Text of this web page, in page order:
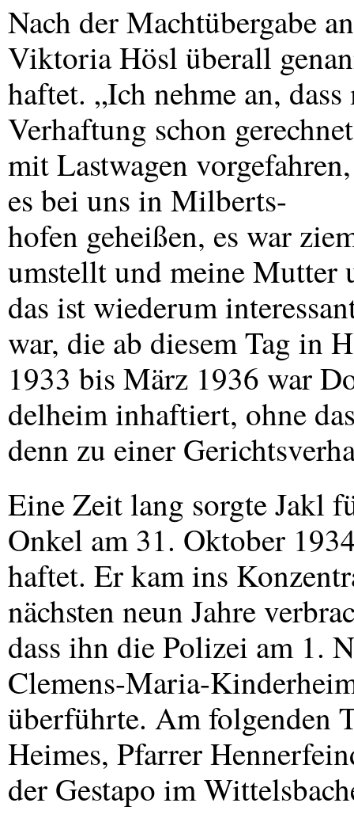
Nach der Machtübergabe
Viktoria Hösl überall
haftet. „Ich nehme an,
Verhaftung schon
mit Lastwagen
es bei uns in Milberts-
hofen geheißen, es war
umstellt und meine Mutter
das ist wiederum
war, die ab diesem Tag in
1933 bis März 1936 war
delheim inhaftiert, ohne
denn zu einer
Eine Zeit lang sorgte Jakl
Onkel am 31. Oktober
haftet. Er kam ins
nächsten neun Jahre
dass ihn die Polizei am 1.
Clemens-Maria-
überführte. Am folgenden
Heimes, Pfarrer
der Gestapo im